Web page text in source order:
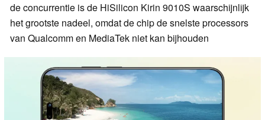
de concurrentie is de HiSilicon Kirin 9010S waarschijnlijk
het grootste nadeel, omdat de chip de snelste processors
van Qualcomm en MediaTek niet kan bijhouden